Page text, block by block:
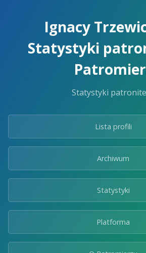
Ignacy
Statystyki
Statystyki
Lista profili
Archiwum
Statystyki
Platforma